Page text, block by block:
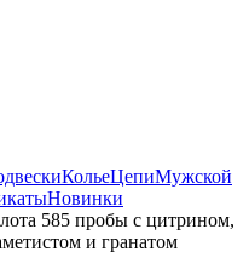
КольеЦепиМужской
Новинки
585 пробы с цитрином,
и гранатом